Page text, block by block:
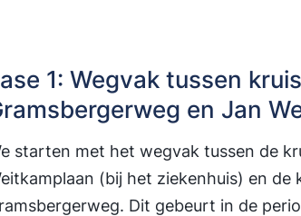
1: Wegvak tussen
en Jan
starten met het wegvak tussen de
(bij het ziekenhuis) en de
Dit gebeurt in de